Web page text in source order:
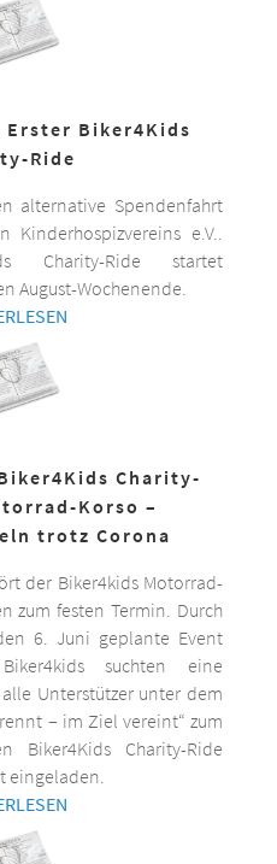
Erster Biker4Kids
Ride
alternative Spendenfahrt
Kinderhospizvereins e.V..
Charity-Ride startet
August-Wochenende.
Charity-
Korso –
trotz Corona
der Biker4kids Motorrad-
zum festen Termin. Durch
6. Juni geplante Event
suchten eine
Unterstützer unter dem
– im Ziel vereint“ zum
Biker4Kids Charity-Ride
eingeladen.